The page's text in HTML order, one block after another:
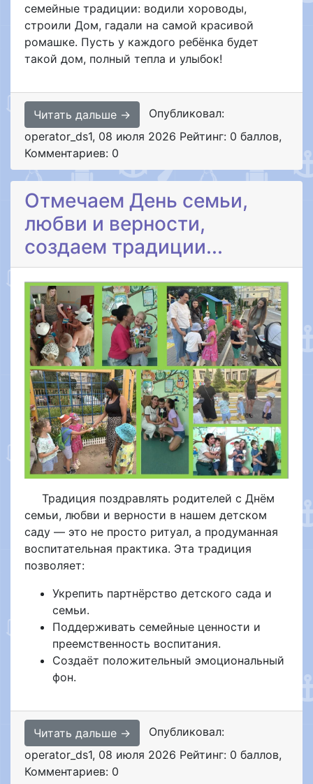
семейные традиции: водили хороводы,
строили Дом, гадали на самой красивой
ромашке. Пусть у каждого ребёнка будет
такой дом, полный тепла и улыбок!
Читать дальше →
Опубликовал:
operator_ds1, 08 июля 2026 Рейтинг: 0 баллов,
Комментариев: 0
Отмечаем День семьи,
любви и верности,
создаем традиции...
Традиция поздравлять родителей с Днём
семьи, любви и верности в нашем детском
саду — это не просто ритуал, а продуманная
воспитательная практика. Эта традиция
позволяет:
Укрепить партнёрство детского сада и
семьи.
Поддерживать семейные ценности и
преемственность воспитания.
Создаёт положительный эмоциональный
фон.
Читать дальше →
Опубликовал:
operator_ds1, 08 июля 2026 Рейтинг: 0 баллов,
Комментариев: 0